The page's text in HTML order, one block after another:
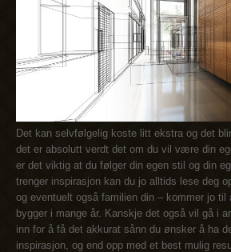
Det kan selvfølgelig koste litt ekstra og det
det er absolutt verdt det om du vil være din
er det viktig at du følger din egen stil og din
trenger inspirasjon kan du jo alltids lese deg
og eventuelt også familien din – kommer jo til
bygger i mange år. Kanskje det også vil gå i
inn for å få det akkurat sånn du ønsker å ha
inspirasjon, og end opp med et best mulig